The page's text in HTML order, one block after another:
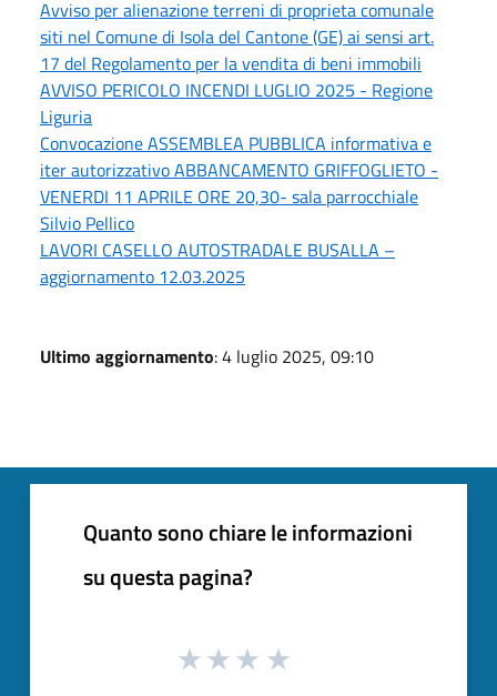
Avviso per alienazione terreni di proprieta comunale
siti nel Comune di Isola del Cantone (GE) ai sensi art.
17 del Regolamento per la vendita di beni immobili
AVVISO PERICOLO INCENDI LUGLIO 2025 - Regione
Liguria
Convocazione ASSEMBLEA PUBBLICA informativa e
iter autorizzativo ABBANCAMENTO GRIFFOGLIETO -
VENERDI 11 APRILE ORE 20,30- sala parrocchiale
Silvio Pellico
LAVORI CASELLO AUTOSTRADALE BUSALLA –
aggiornamento 12.03.2025
Ultimo aggiornamento: 4 luglio 2025, 09:10
Quanto sono chiare le informazioni
su questa pagina?